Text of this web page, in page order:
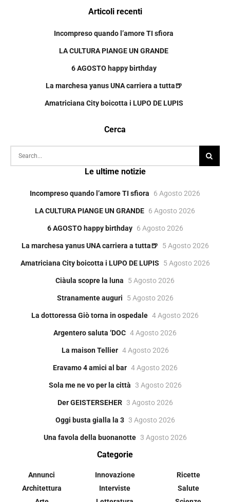
Articoli recenti
Incompreso quando l’amore TI sfiora
LA CULTURA PIANGE UN GRANDE
6 AGOSTO happy birthday
La marchesa yanus UNA carriera a tutta🍺
Amatriciana City boicotta i LUPO DE LUPIS
Cerca
Le ultime notizie
Incompreso quando l’amore TI sfiora 6 Agosto 2026
LA CULTURA PIANGE UN GRANDE 6 Agosto 2026
6 AGOSTO happy birthday 6 Agosto 2026
La marchesa yanus UNA carriera a tutta🍺 5 Agosto 2026
Amatriciana City boicotta i LUPO DE LUPIS 5 Agosto 2026
Ciàula scopre la luna 5 Agosto 2026
Stranamente auguri 5 Agosto 2026
La dottoressa Giò torna in ospedale 4 Agosto 2026
Argentero saluta ‘DOC 4 Agosto 2026
La maison Tellier 4 Agosto 2026
Eravamo 4 amici al bar 4 Agosto 2026
Sola me ne vo per la città 3 Agosto 2026
Der GEISTERSEHER 3 Agosto 2026
Oggi busta gialla la 3 3 Agosto 2026
Una favola della buonanotte 3 Agosto 2026
Categorie
Annunci
Architettura
Innovazione
Interviste
Ricette
Salute